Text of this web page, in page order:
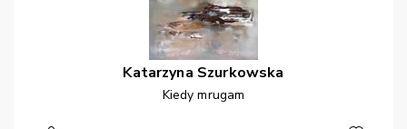
Katarzyna Szurkowska
Kiedy mrugam